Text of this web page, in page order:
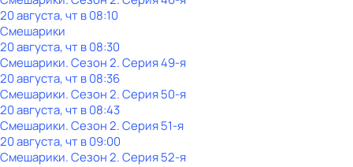
20 августа, чт в 08:10
Смешарики
20 августа, чт в 08:30
Смешарики. Сезон 2. Серия 49-я
20 августа, чт в 08:36
Смешарики. Сезон 2. Серия 50-я
20 августа, чт в 08:43
Смешарики. Сезон 2. Серия 51-я
20 августа, чт в 09:00
Смешарики. Сезон 2. Серия 52-я